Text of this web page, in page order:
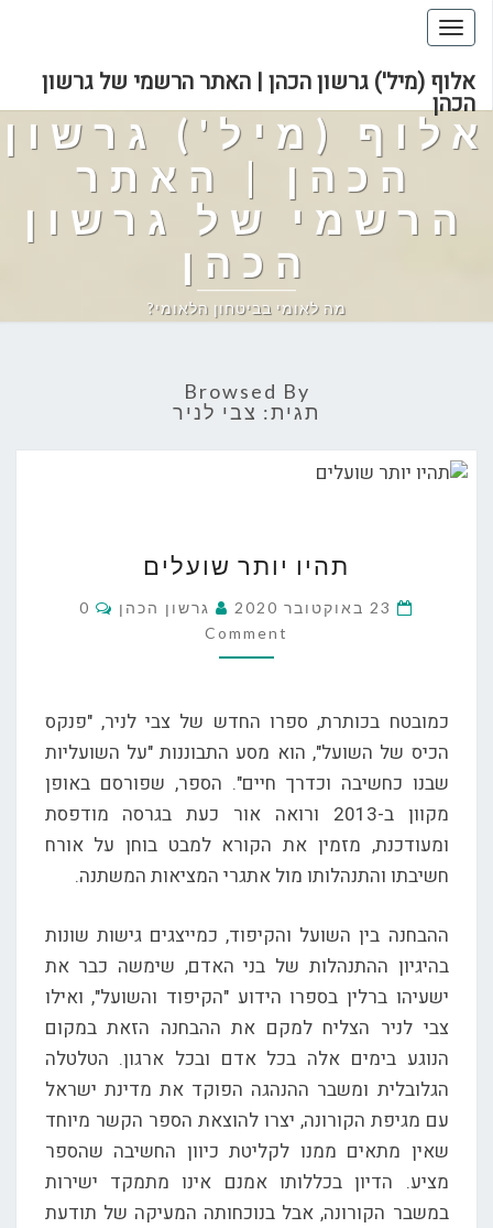
Toggle
navigation
אלוף (מיל') גרשון הכהן | האתר הרשמי של גרשון
הכהן
אלוף (מיל') גרשון
הכהן | האתר
הרשמי של גרשון
הכהן
מה לאומי בביטחון הלאומי?
Browsed By
תגית: צבי לניר
יותר
שועלים
תהיו יותר שועלים
23 באוקטובר 2020 גרשון הכהן Comments
0
Comment
כמובטח בכותרת, ספרו החדש של צבי לניר, "פנקס
הכיס של השועל", הוא מסע התבוננות "על השועליות
שבנו כחשיבה וכדרך חיים". הספר, שפורסם באופן
מקוון ב-2013 ורואה אור כעת בגרסה מודפסת
ומעודכנת, מזמין את הקורא למבט בוחן על אורח
חשיבתו והתנהלותו מול אתגרי המציאות המשתנה.
ההבחנה בין השועל והקיפוד, כמייצגים גישות שונות
בהיגיון ההתנהלות של בני האדם, שימשה כבר את
ישעיהו ברלין בספרו הידוע "הקיפוד והשועל", ואילו
צבי לניר הצליח למקם את ההבחנה הזאת במקום
הנוגע בימים אלה בכל אדם ובכל ארגון. הטלטלה
הגלובלית ומשבר ההנהגה הפוקד את מדינת ישראל
עם מגיפת הקורונה, יצרו להוצאת הספר הקשר מיוחד
שאין מתאים ממנו לקליטת כיוון החשיבה שהספר
מציע. הדיון בכללותו אמנם אינו מתמקד ישירות
במשבר הקורונה, אבל בנוכחותה המעיקה של תודעת